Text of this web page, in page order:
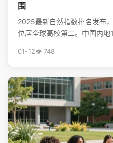
围
2025最新自然指数排名发布
位居全球高校第二。中国内
01-12👁️ 748